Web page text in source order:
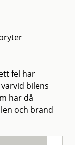
fel har
bilens
har då
och brand